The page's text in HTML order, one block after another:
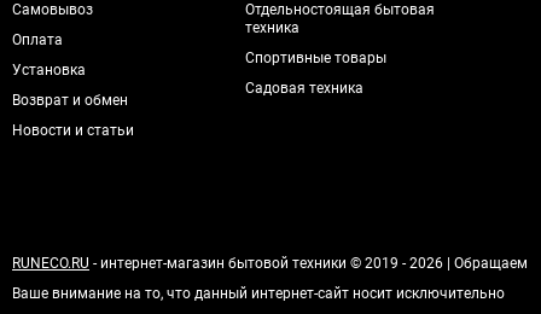
Самовывоз
Оплата
Установка
Возврат и обмен
Новости и статьи
Отдельностоящая бытовая
техника
Спортивные товары
Садовая техника
RUNECO.RU - интернет-магазин бытовой техники © 2019 - 2026 | Обращаем
Ваше внимание на то, что данный интернет-сайт носит исключительно